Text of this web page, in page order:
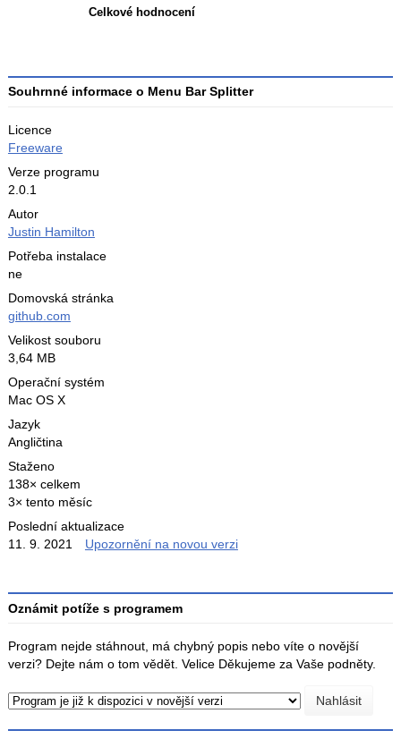
Celkové hodnocení
Souhrnné informace o Menu Bar Splitter
Licence
Freeware
Verze programu
2.0.1
Autor
Justin Hamilton
Potřeba instalace
ne
Domovská stránka
github.com
Velikost souboru
3,64 MB
Operační systém
Mac OS X
Jazyk
Angličtina
Staženo
138× celkem
3× tento měsíc
Poslední aktualizace
11. 9. 2021
Upozornění na novou verzi
Oznámit potíže s programem
Program nejde stáhnout, má chybný popis nebo víte o novější
verzi? Dejte nám o tom vědět. Velice Děkujeme za Vaše podněty.